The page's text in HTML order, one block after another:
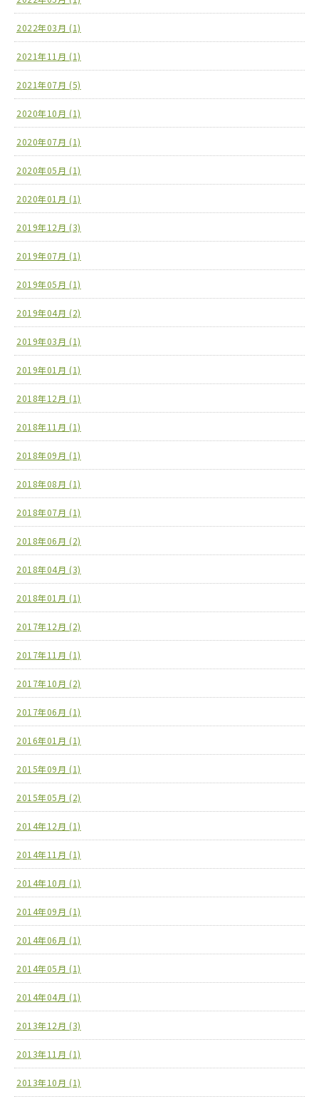
2022年03月 (1)
2021年11月 (1)
2021年07月 (5)
2020年10月 (1)
2020年07月 (1)
2020年05月 (1)
2020年01月 (1)
2019年12月 (3)
2019年07月 (1)
2019年05月 (1)
2019年04月 (2)
2019年03月 (1)
2019年01月 (1)
2018年12月 (1)
2018年11月 (1)
2018年09月 (1)
2018年08月 (1)
2018年07月 (1)
2018年06月 (2)
2018年04月 (3)
2018年01月 (1)
2017年12月 (2)
2017年11月 (1)
2017年10月 (2)
2017年06月 (1)
2016年01月 (1)
2015年09月 (1)
2015年05月 (2)
2014年12月 (1)
2014年11月 (1)
2014年10月 (1)
2014年09月 (1)
2014年06月 (1)
2014年05月 (1)
2014年04月 (1)
2013年12月 (3)
2013年11月 (1)
2013年10月 (1)